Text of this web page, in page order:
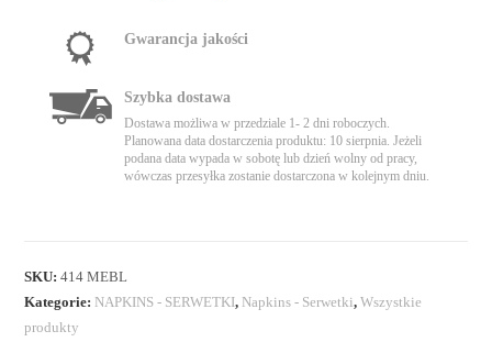
Gwarancja jakości
Szybka dostawa
Dostawa możliwa w przedziale 1- 2 dni roboczych.
Planowana data dostarczenia produktu: 10 sierpnia. Jeżeli
podana data wypada w sobotę lub dzień wolny od pracy,
wówczas przesyłka zostanie dostarczona w kolejnym dniu.
SKU:414 MEBL
Kategorie: NAPKINS - SERWETKI, Napkins - Serwetki,Wszystkie
produkty